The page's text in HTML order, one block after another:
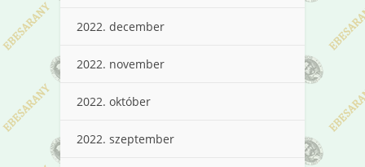
2022. december
2022. november
2022. október
2022. szeptember